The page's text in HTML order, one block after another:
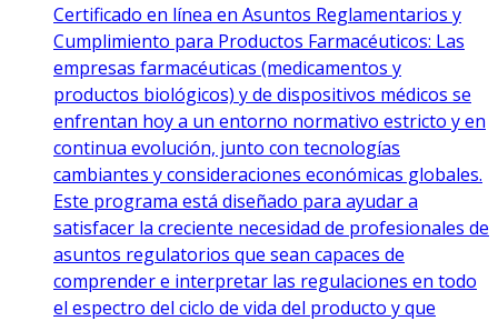
Certificado en línea en Asuntos Reglamentarios y
Cumplimiento para Productos Farmacéuticos: Las
empresas farmacéuticas (medicamentos y
productos biológicos) y de dispositivos médicos se
enfrentan hoy a un entorno normativo estricto y en
continua evolución, junto con tecnologías
cambiantes y consideraciones económicas globales.
Este programa está diseñado para ayudar a
satisfacer la creciente necesidad de profesionales de
asuntos regulatorios que sean capaces de
comprender e interpretar las regulaciones en todo
el espectro del ciclo de vida del producto y que